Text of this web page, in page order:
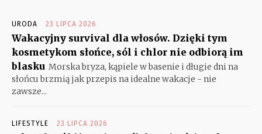
URODA 23 LIPCA 2026
Wakacyjny survival dla włosów. Dzięki tym
kosmetykom słońce, sól i chlor nie odbiorą im
blasku Morska bryza, kąpiele w basenie i długie dni na
słońcu brzmią jak przepis na idealne wakacje - nie
zawsze...
LIFESTYLE 23 LIPCA 2026